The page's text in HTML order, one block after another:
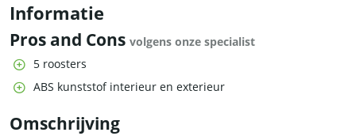
Informatie
Pros and Cons volgens onze specialist
5 roosters
ABS kunststof interieur en exterieur
Omschrijving